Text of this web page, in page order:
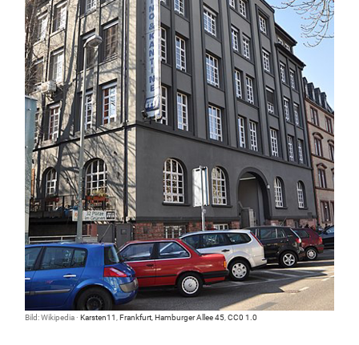
Bild: Wikipedia · Karsten11 Frankfurt, Hamburger Allee 45 CC0 1.0